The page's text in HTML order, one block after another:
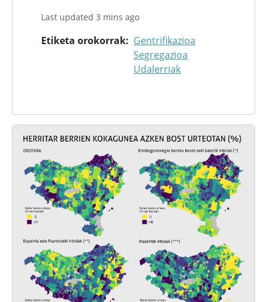
Last updated 3 mins ago
Etiketa orokorrak
Gentrifikazioa
Segregazioa
Udalerriak